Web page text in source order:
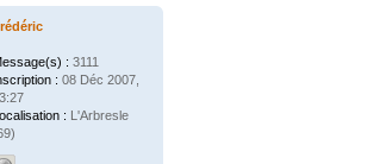
: 3111
: 08 Déc 2007,
: L'Arbresle